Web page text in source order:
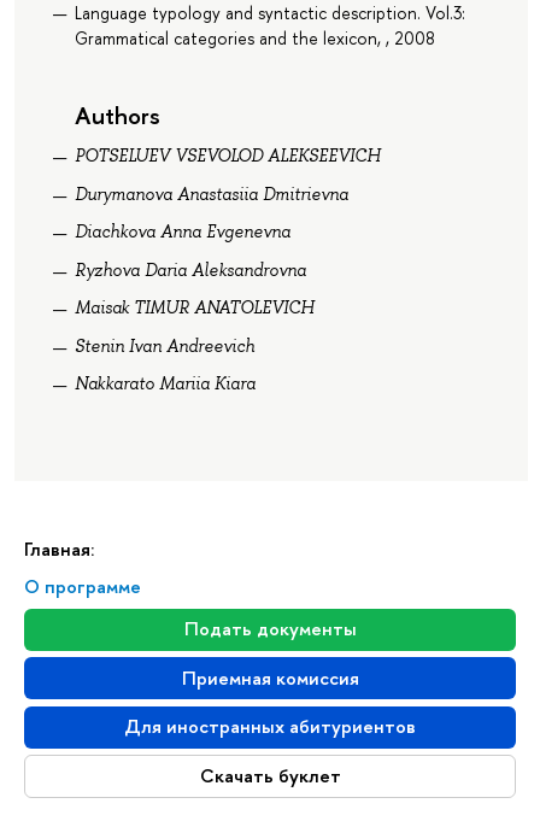
Главная:
О программе
Подать документы
Приемная комиссия
Для иностранных абитуриентов
Скачать буклет
Language typology and syntactic description. Vol.3:
Grammatical categories and the lexicon, , 2008
Authors
POTSELUEV VSEVOLOD ALEKSEEVICH
Durymanova Anastasiia Dmitrievna
Diachkova Anna Evgenevna
Ryzhova Daria Aleksandrovna
Maisak TIMUR ANATOLEVICH
Stenin Ivan Andreevich
Nakkarato Mariia Kiara